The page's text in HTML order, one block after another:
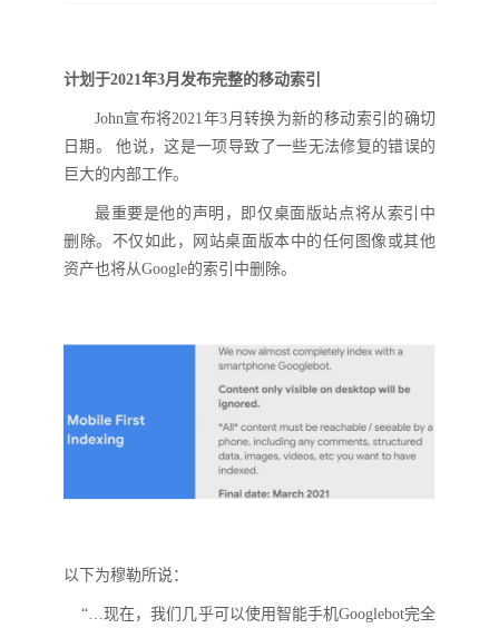
计划于2021年3月发布完整的移动索引
John宣布将2021年3月转换为新的移动索引的确切
日期。 他说，这是一项导致了一些无法修复的错误的
巨大的内部工作。
最重要是他的声明，即仅桌面版站点将从索引中
删除。不仅如此，网站桌面版本中的任何图像或其他
资产也将从Google的索引中删除。
以下为穆勒所说 ：
“…现在，我们几乎可以使用智能手机Googlebot完全